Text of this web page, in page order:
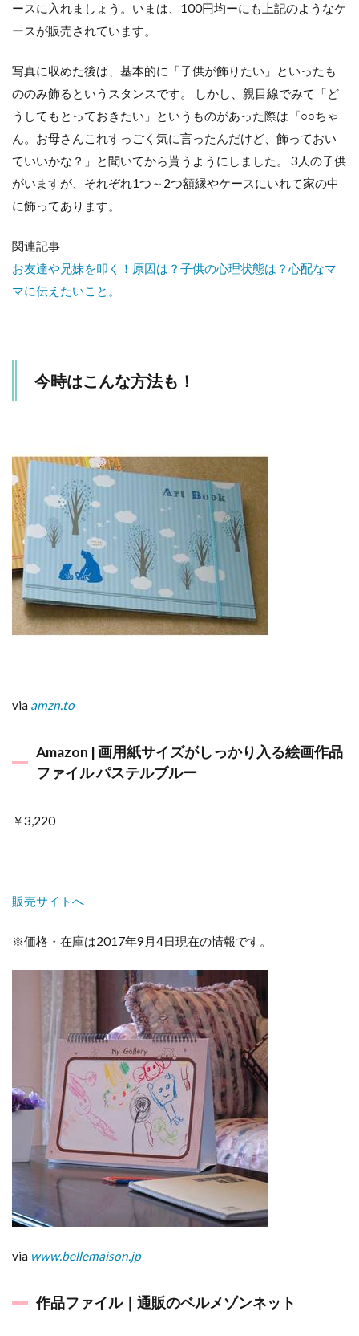
ースに入れましょう。いまは、100円均ーにも上記のようなケ
ースが販売されています。
写真に収めた後は、基本的に「子供が飾りたい」といったも
ののみ飾るというスタンスです。 しかし、親目線でみて「ど
うしてもとっておきたい」というものがあった際は『○○ちゃ
ん。お母さんこれすっごく気に言ったんだけど、飾っておい
ていいかな？」と聞いてから貰うようにしました。 3人の子供
がいますが、それぞれ1つ～2つ額縁やケースにいれて家の中
に飾ってあります。
関連記事
お友達や兄妹を叩く！原因は？子供の心理状態は？心配なマ
マに伝えたいこと。
今時はこんな方法も！
via amzn.to
Amazon | 画用紙サイズがしっかり入る絵画作品
ファイル パステルブルー
￥3,220
販売サイトへ
※価格・在庫は2017年9月4日現在の情報です。
via www.bellemaison.jp
作品ファイル｜通販のベルメゾンネット